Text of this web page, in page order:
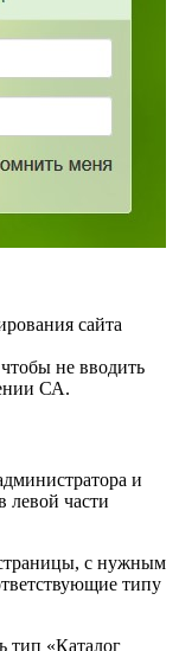
сайта
не вводить
СА.
и
левой части
с нужным
типу
тип «Каталог